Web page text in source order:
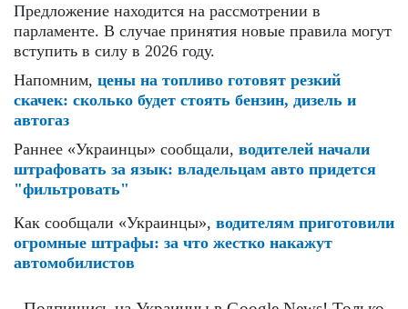
Предложение находится на рассмотрении в
парламенте. В случае принятия новые правила могут
вступить в силу в 2026 году.
Напомним, цены на топливо готовят резкий
скачек: сколько будет стоять бензин, дизель и
автогаз
Раннее «Украинцы» сообщали, водителей начали
штрафовать за язык: владельцам авто придется
"фильтровать"
Как сообщали «Украинцы», водителям приготовили
огромные штрафы: за что жестко накажут
автомобилистов